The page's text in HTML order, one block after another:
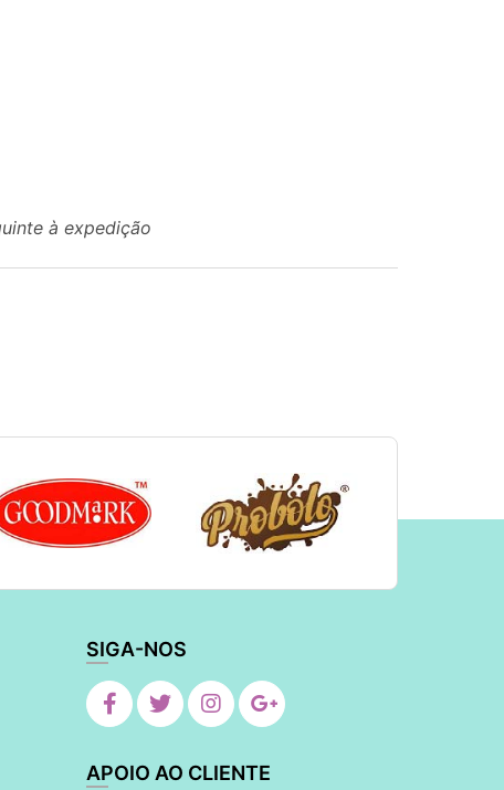
à expedição
SIGA-NOS
APOIO AO CLIENTE